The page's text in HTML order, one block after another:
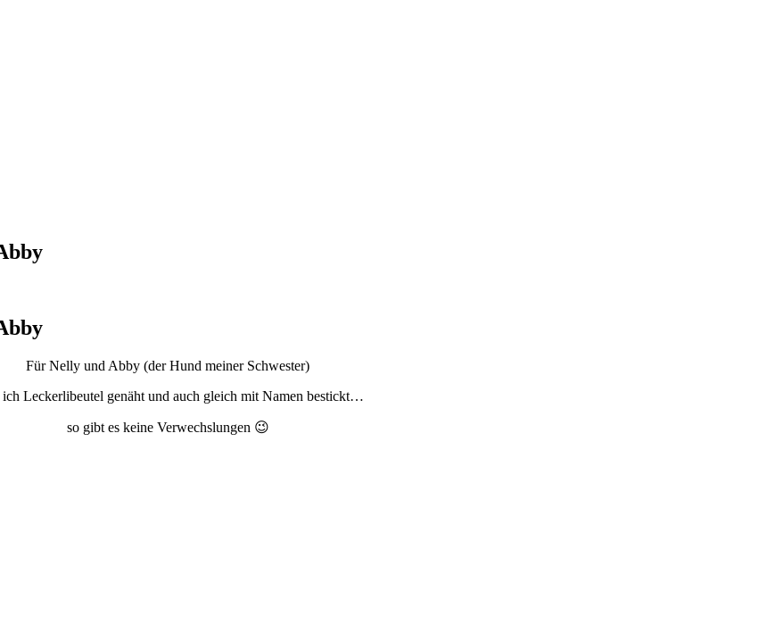
Für Nelly und Abby (der Hund meiner Schwester)
ich Leckerlibeutel genäht und auch gleich mit Namen bestickt…
so gibt es keine Verwechslungen 😉